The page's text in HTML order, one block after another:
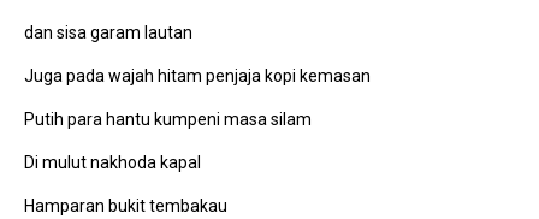
dan sisa garam lautan
Juga pada wajah hitam penjaja kopi kemasan
Putih para hantu kumpeni masa silam
Di mulut nakhoda kapal
Hamparan bukit tembakau